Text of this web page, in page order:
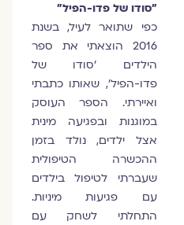
"סודו של פדו-הפיל"
כפי שתואר לעיל, בשנת
2016 הוצאתי את ספר
הילדים 'סודו של
פדו-הפיל', שאותו כתבתי
ואיירתי. הספר העוסק
במוגנות ובפגיעה מינית
אצל ילדים, נולד בזמן
ההכשרה הטיפולית
שעברתי לטיפול בילדים
עם פגיעות מיניות.
התחלתי לשחק עם